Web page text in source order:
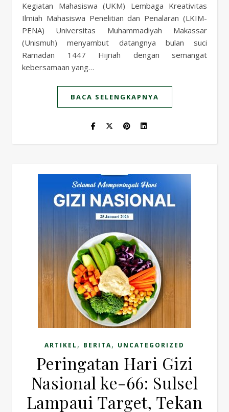
Kegiatan Mahasiswa (UKM) Lembaga Kreativitas
Ilmiah Mahasiswa Penelitian dan Penalaran (LKIM-
PENA) Universitas Muhammadiyah Makassar
(Unismuh) menyambut datangnya bulan suci
Ramadan 1447 Hijriah dengan semangat
kebersamaan yang…
BACA SELENGKAPNYA
ARTIKEL, BERITA, UNCATEGORIZED
Peringatan Hari Gizi
Nasional ke-66: Sulsel
Lampaui Target, Tekan